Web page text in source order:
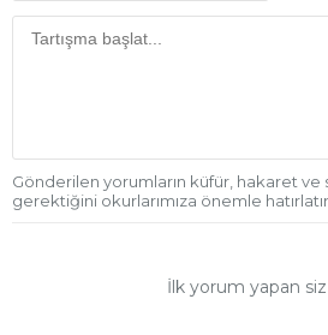
Gönderilen yorumların küfür, hakaret
gerektiğini okurlarımıza önemle
İlk yorum yapan